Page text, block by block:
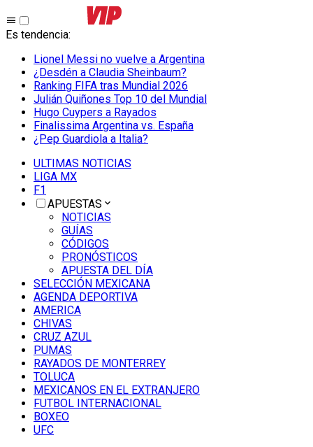
Es tendencia:
Lionel Messi no vuelve a Argentina
¿Desdén a Claudia Sheinbaum?
Ranking FIFA tras Mundial 2026
Julián Quiñones Top 10 del Mundial
Hugo Cuypers a Rayados
Finalissima Argentina vs. España
¿Pep Guardiola a Italia?
ULTIMAS NOTICIAS
LIGA MX
F1
APUESTAS
NOTICIAS
GUÍAS
CÓDIGOS
PRONÓSTICOS
APUESTA DEL DÍA
SELECCIÓN MEXICANA
AGENDA DEPORTIVA
AMERICA
CHIVAS
CRUZ AZUL
PUMAS
RAYADOS DE MONTERREY
TOLUCA
MEXICANOS EN EL EXTRANJERO
FUTBOL INTERNACIONAL
BOXEO
UFC